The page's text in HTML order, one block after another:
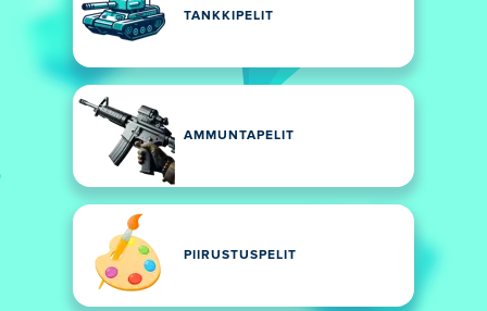
TANKKIPELIT
AMMUNTAPELIT
PIIRUSTUSPELIT